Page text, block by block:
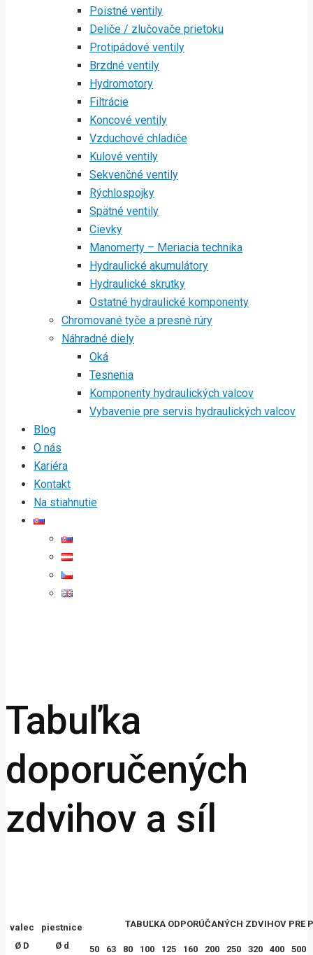
Poistné ventily
Deliče / zlučovače prietoku
Protipádové ventily
Brzdné ventily
Hydromotory
Filtrácie
Koncové ventily
Vzduchové chladiče
Kulové ventily
Sekvenčné ventily
Rýchlospojky
Spätné ventily
Cievky
Manomerty – Meriacia technika
Hydraulické akumulátory
Hydraulické skrutky
Ostatné hydraulické komponenty
Chromované tyče a presné rúry
Náhradné diely
Oká
Tesnenia
Komponenty hydraulických valcov
Vybavenie pre servis hydraulických valcov
Blog
O nás
Kariéra
Kontakt
Na stiahnutie
Tabuľka
doporučených
zdvihov a síl
valec
Ø D
piestnice
Ø d
TABUĽKA ODPORÚČANÝCH ZDVIHOV PRE
50 63 80 100 125 160 200 250 320 400 500